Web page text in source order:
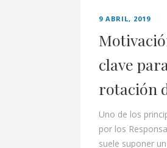
9 ABRIL, 2019
clave
rotación
Uno de los
por los
suele suponer